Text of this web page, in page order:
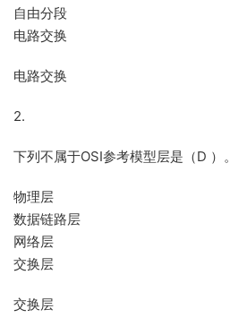
自由分段
电路交换
电路交换
2.
下列不属于OSI参考模型层是（D ）。
物理层
数据链路层
网络层
交换层
交换层